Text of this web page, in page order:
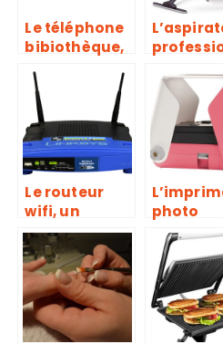
Le téléphone
bibiothèque,
idéal de
communicati
on entre
l’apprenant
et
l’instructeur
idéal
vos
secs ou
humides
Le routeur
wifi, un
accessoire
idéal pour
une
connexion
stable et
fiable
photo
appareil
pour la
de photo
tout
en tout